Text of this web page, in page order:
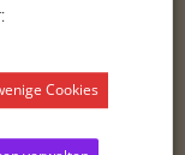
Cookies